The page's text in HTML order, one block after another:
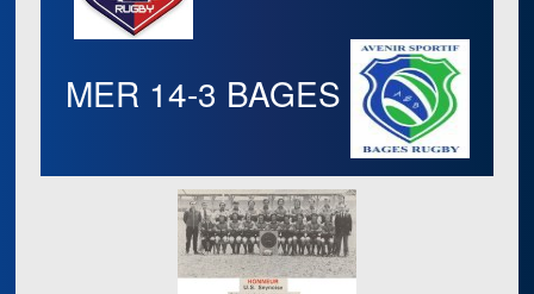
MER 14-3 BAGES